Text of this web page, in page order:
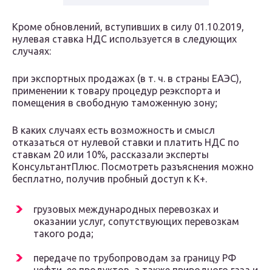
Кроме обновлений, вступивших в силу 01.10.2019,
нулевая ставка НДС используется в следующих
случаях:
при экспортных продажах (в т. ч. в страны ЕАЭС),
применении к товару процедур реэкспорта и
помещения в свободную таможенную зону;
В каких случаях есть возможность и смысл
отказаться от нулевой ставки и платить НДС по
ставкам 20 или 10%, рассказали эксперты
КонсультантПлюс. Посмотреть разъяснения можно
бесплатно, получив пробный доступ к К+.
грузовых международных перевозках и
оказании услуг, сопутствующих перевозкам
такого рода;
передаче по трубопроводам за границу РФ